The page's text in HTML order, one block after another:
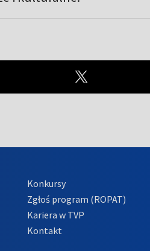
Konkursy
Zgłoś program (ROPAT)
Kariera w TVP
Kontakt